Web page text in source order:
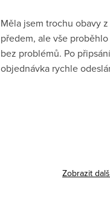
Měla jsem trochu obavy
předem, ale vše
bez problémů. Po
objednávka rychle
Zobrazit